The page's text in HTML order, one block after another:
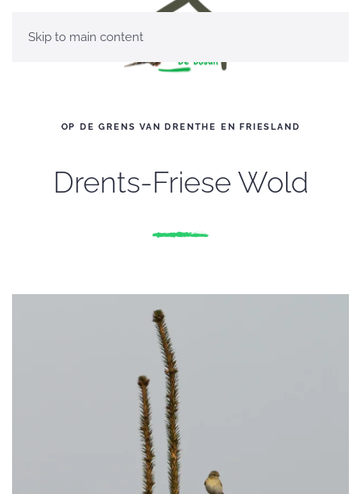
Skip to main content
OP DE GRENS VAN DRENTHE EN FRIESLAND
Drents-Friese Wold